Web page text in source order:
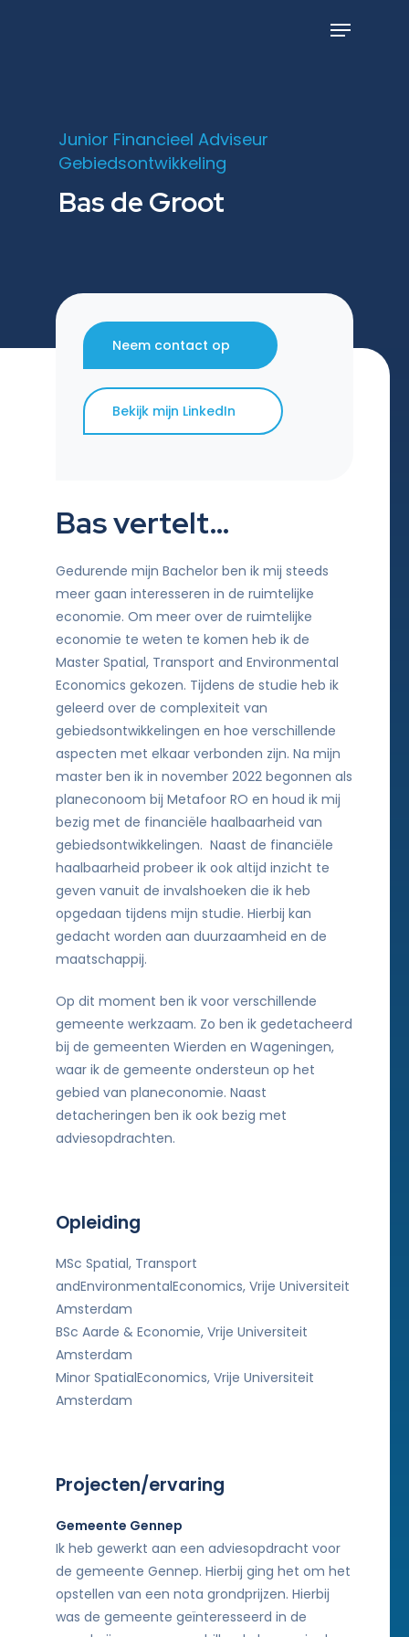
Menu
Junior Financieel Adviseur
Gebiedsontwikkeling
Bas de Groot
Neem contact op
Bekijk mijn LinkedIn
Bas vertelt…
Gedurende mijn Bachelor ben ik mij steeds
meer gaan interesseren in de ruimtelijke
economie. Om meer over de ruimtelijke
economie te weten te komen heb ik de
Master Spatial, Transport and Environmental
Economics gekozen. Tijdens de studie heb ik
geleerd over de complexiteit van
gebiedsontwikkelingen en hoe verschillende
aspecten met elkaar verbonden zijn. Na mijn
master ben ik in november 2022 begonnen als
planeconoom bij Metafoor RO en houd ik mij
bezig met de financiële haalbaarheid van
gebiedsontwikkelingen. Naast de financiële
haalbaarheid probeer ik ook altijd inzicht te
geven vanuit de invalshoeken die ik heb
opgedaan tijdens mijn studie. Hierbij kan
gedacht worden aan duurzaamheid en de
maatschappij.
Op dit moment ben ik voor verschillende
gemeente werkzaam. Zo ben ik gedetacheerd
bij de gemeenten Wierden en Wageningen,
waar ik de gemeente ondersteun op het
gebied van planeconomie. Naast
detacheringen ben ik ook bezig met
adviesopdrachten.
Opleiding
MSc Spatial, Transport
andEnvironmentalEconomics, Vrije Universiteit
Amsterdam
BSc Aarde & Economie, Vrije Universiteit
Amsterdam
Minor SpatialEconomics, Vrije Universiteit
Amsterdam
Projecten/ervaring
Gemeente Gennep
Ik heb gewerkt aan een adviesopdracht voor
de gemeente Gennep. Hierbij ging het om het
opstellen van een nota grondprijzen. Hierbij
was de gemeente geïnteresseerd in de